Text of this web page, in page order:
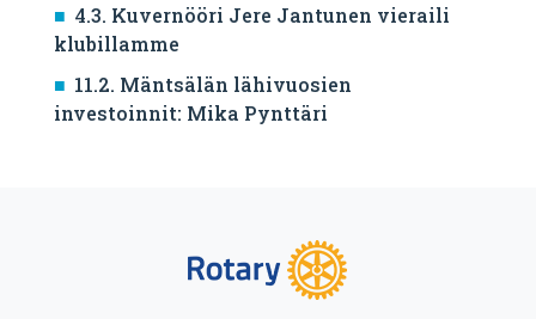
4.3. Kuvernööri Jere Jantunen vieraili
klubillamme
11.2. Mäntsälän lähivuosien
investoinnit: Mika Pynttäri